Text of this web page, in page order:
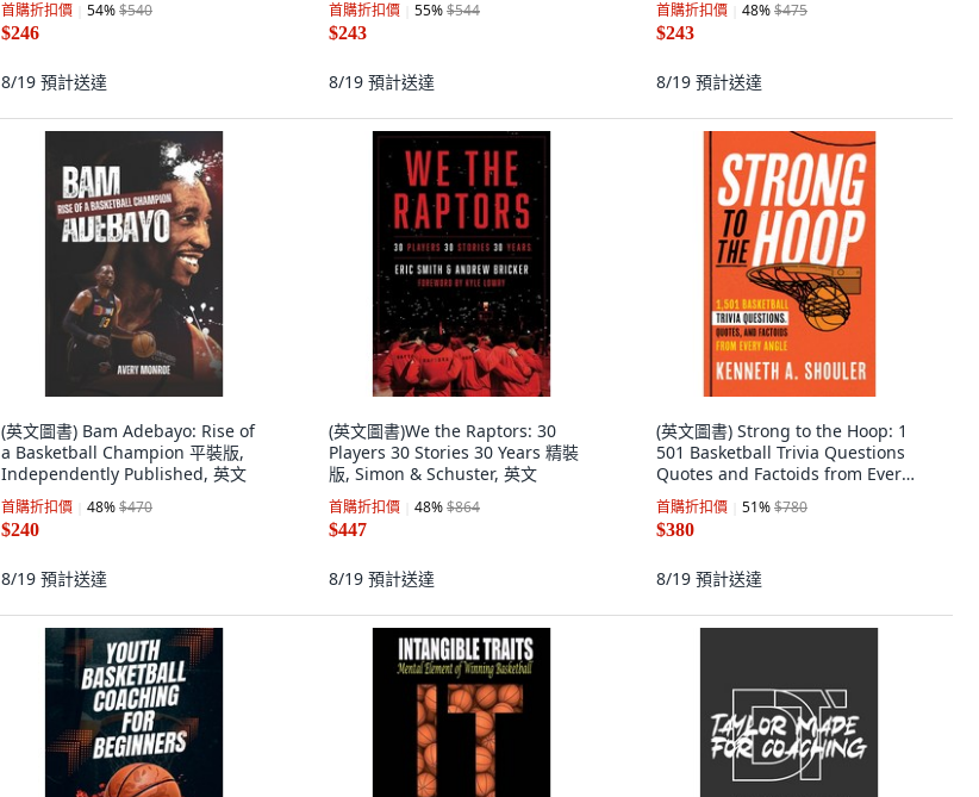
首購折扣價 54%$540
$246
8/19 預計送達
首購折扣價 55%$544
$243
8/19 預計送達
首購折扣價 48%$475
$243
8/19 預計送達
(英文圖書) Bam Adebayo: Rise of
a Basketball Champion 平裝版,
Independently Published, 英文
首購折扣價 48%$470
$240
8/19 預計送達
(英文圖書)We the Raptors: 30
Players 30 Stories 30 Years 精裝
版, Simon & Schuster, 英文
首購折扣價 48%$864
$447
8/19 預計送達
(英文圖書) Strong to the Hoop: 1
501 Basketball Trivia Questions
Quotes and Factoids from Every
Angle 平裝版, Lyons Press, 英文
首購折扣價 51%$780
$380
8/19 預計送達